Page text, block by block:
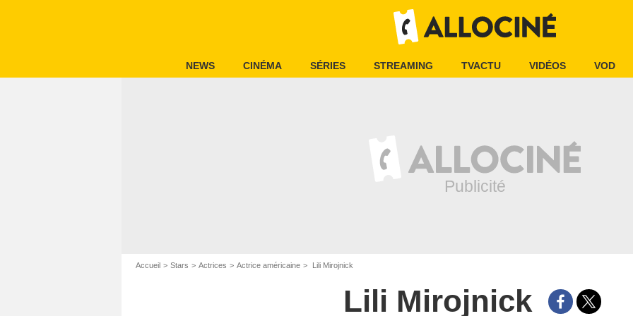
NEWS CINÉMA SÉRIES STREAMING TVACTU VIDÉOS VOD
Accueil Stars Actrices Actrice américaine Lili Mirojnick
Lili Mirojnick